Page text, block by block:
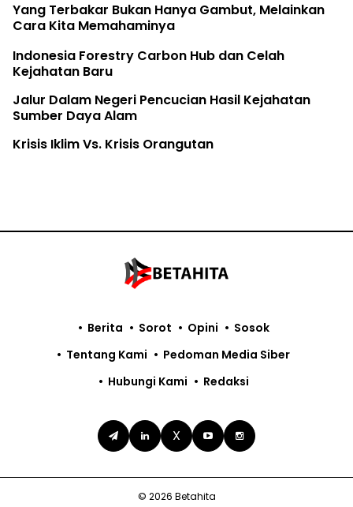
Bukan Hanya Gambut, Melainkan
Carbon Hub dan Celah
Pencucian Hasil Kejahatan
Orangutan
Rifya
X
Berita Sorot Opini
Sosok
Tentang Kami
Pedoman Media Siber
Hubungi Kami
Redaksi
© 2026 Betahita